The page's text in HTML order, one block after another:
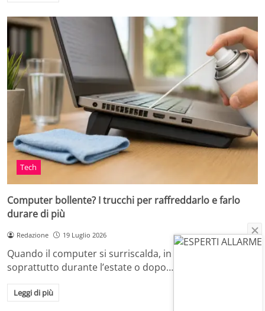
Tech
Computer bollente? I trucchi per raffreddarlo e farlo
durare di più
Redazione 19 Luglio 2026
Quando il computer si surriscalda, in casa o in ufficio,
soprattutto durante l’estate o dopo…
Leggi di più